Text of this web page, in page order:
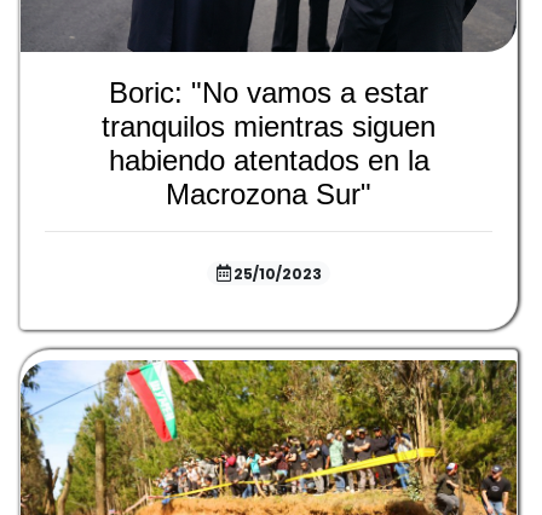
Boric: "No vamos a estar
tranquilos mientras siguen
habiendo atentados en la
Macrozona Sur"
25/10/2023